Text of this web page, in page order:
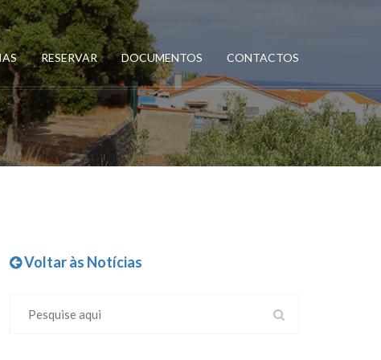
RESERVAR DOCUMENTOS CONTACTOS
Voltar às Notícias